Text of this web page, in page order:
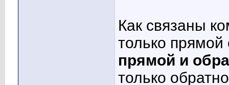
Как связаны
только прямой
прямой и
только